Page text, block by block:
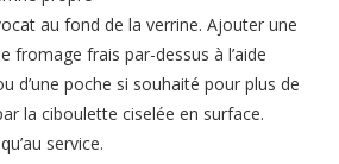
au fond de la verrine. Ajouter une
fromage frais par-dessus à l’aide
d’une poche si souhaité pour plus de
la ciboulette ciselée en surface.
service.